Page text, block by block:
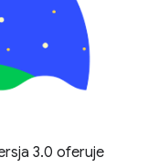
3.0 oferuje